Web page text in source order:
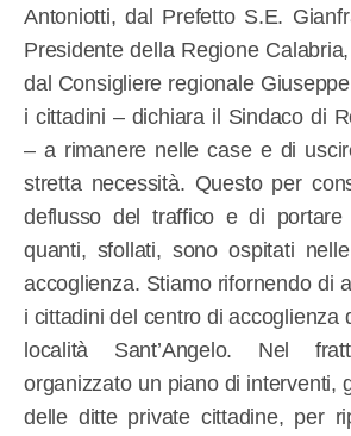
Antoniotti, dal Prefetto S.E.
Presidente della Regione
dal Consigliere regionale
i cittadini – dichiara il Sindaco di
– a rimanere nelle case e di
stretta necessità. Questo per
deflusso del traffico e di
quanti, sfollati, sono ospitati
accoglienza. Stiamo rifornendo di
i cittadini del centro di accoglienza
località Sant’Angelo. Nel
organizzato un piano di interventi,
delle ditte private cittadine, per